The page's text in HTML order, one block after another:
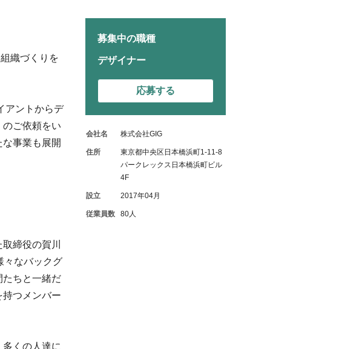
織づくりを
アントからデ
ご依頼をい
事業も展開
締役の賀川
々なバックグ
たちと一緒だ
つメンバー
くの人達に
募集中の職種
デザイナー
応募する
会社名 株式会社GIG
住所
東京都中央区日本橋浜町1-11-8
パークレックス日本橋浜町ビル
4F
設立 2017年04月
従業員数 80人